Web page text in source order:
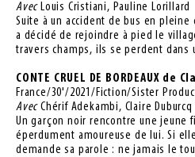
Avec Louis Cristiani, Pauline Lorillard
Suite à un accident de bus en pleine
a décidé de rejoindre à pied le
travers champs, ils se perdent dans
CONTE CRUEL DE BORDEAUX de
France/30'/2021/Fiction/Sister
AvecChérif Adekambi, Claire Duburcq
Un garçon noir rencontre une jeune
éperdument amoureuse de lui. Si
demande sa parole : ne jamais le